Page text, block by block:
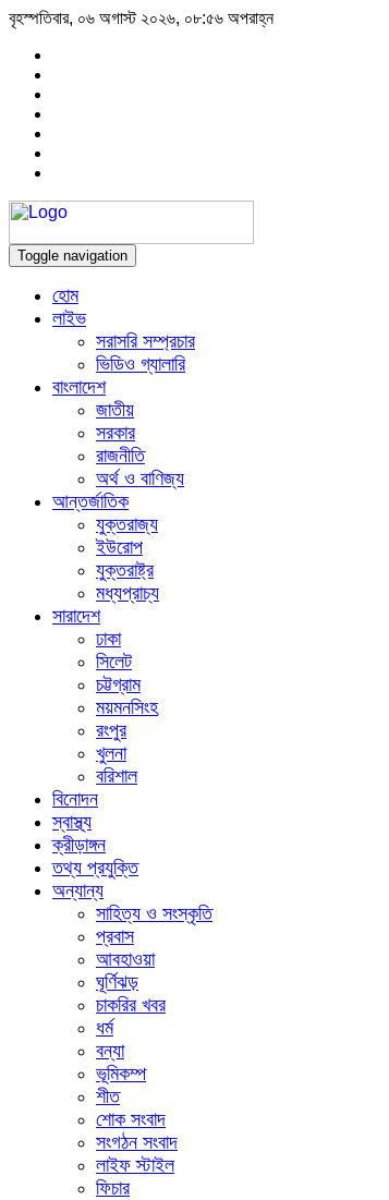
বৃহস্পতিবার, ০৬ অগাস্ট ২০২৬, ০৮:৫৬ অপরাহ্ন
Toggle navigation
হোম
লাইভ
সরাসরি সম্প্রচার
ভিডিও গ্যালারি
বাংলাদেশ
জাতীয়
সরকার
রাজনীতি
অর্থ ও বাণিজ্য
আন্তর্জাতিক
যুক্তরাজ্য
ইউরোপ
যুক্তরাষ্ট্র
মধ্যপ্রাচ্য
সারাদেশ
ঢাকা
সিলেট
চট্টগ্রাম
ময়মনসিংহ
রংপুর
খুলনা
বরিশাল
বিনোদন
স্বাস্থ্য
ক্রীড়াঙ্গন
তথ্য প্রযুক্তি
অন্যান্য
সাহিত্য ও সংস্কৃতি
প্রবাস
আবহাওয়া
ঘূর্ণিঝড়
চাকরির খবর
ধর্ম
বন্যা
ভূমিকম্প
শীত
শোক সংবাদ
সংগঠন সংবাদ
লাইফ স্টাইল
ফিচার